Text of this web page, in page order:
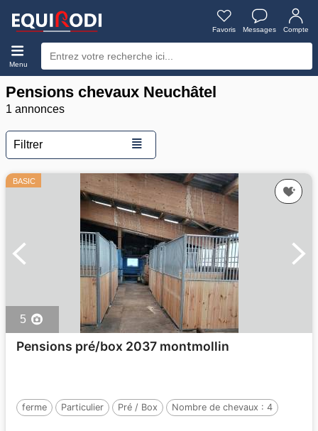
Favoris Messages Compte
Menu
Pensions chevaux Neuchâtel
1 annonces
Filtrer ≣
BASIC
5
Pensions pré/box 2037 montmollin
ferme Particulier Pré / Box Nombre de chevaux : 4